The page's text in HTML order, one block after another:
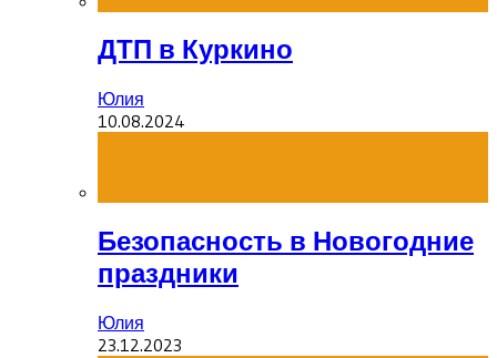
ДТП в Куркино
Юлия
10.08.2024
Безопасность в Новогодние
праздники
Юлия
23.12.2023